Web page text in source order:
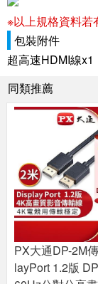
※以上規格資料若
包裝附件
超高速HDMI線x1
同類推薦
PX大通DP-2M
layPort 1.2版